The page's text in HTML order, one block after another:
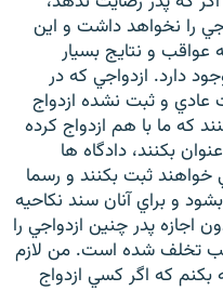
را نخواهد داشت و اين
عواقب و نتايج بسيار
دارد. ازدواجي که در
عادي و ثبت نشده ازدواج
که ما با هم ازدواج کرده
بکنند، دادگاه ها
خواهند ثبت بکنند و رسما
و براي آنان سند نکاحيه
اجازه پدر چنين ازدواجي را
تخلف شده است. من لازم
که اگر کسي ازدواج